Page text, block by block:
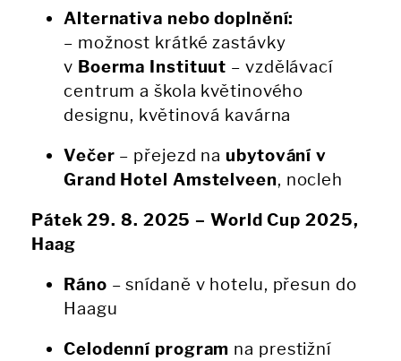
Alternativa nebo doplnění:
– možnost krátké zastávky
v Boerma Instituut – vzdělávací
centrum a škola květinového
designu, květinová kavárna
Večer – přejezd na ubytování v
Grand Hotel Amstelveen, nocleh
Pátek 29. 8. 2025 – World Cup 2025,
Haag
Ráno – snídaně v hotelu, přesun do
Haagu
Celodenní program na prestižní